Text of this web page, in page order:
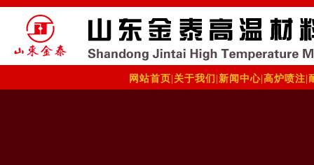
网站首页 关于我们 新闻中心 高炉喷注